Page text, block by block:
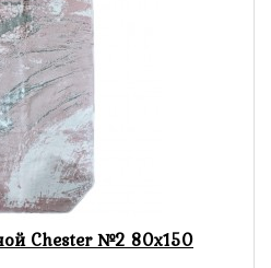
Chester №2 80х150